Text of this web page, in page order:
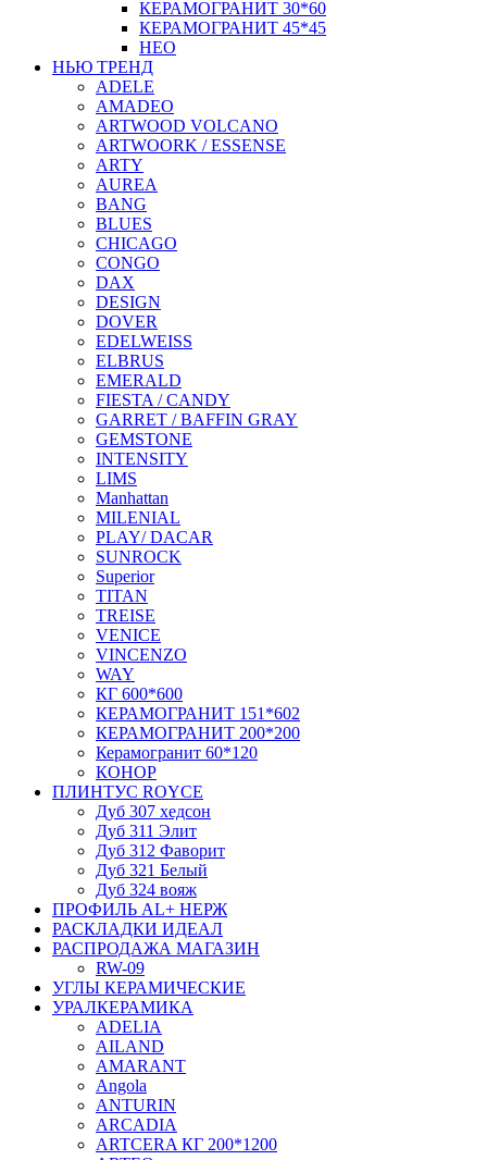
КЕРАМОГРАНИТ 30*60
КЕРАМОГРАНИТ 45*45
НЕО
НЬЮ ТРЕНД
ADELE
AMADEO
ARTWOOD VOLCANO
ARTWOORK / ESSENSE
ARTY
AUREA
BANG
BLUES
CHICAGO
CONGO
DAX
DESIGN
DOVER
EDELWEISS
ELBRUS
EMERALD
FIESTA / CANDY
GARRET / BAFFIN GRAY
GEMSTONE
INTENSITY
LIMS
Manhattan
MILENIAL
PLAY/ DACAR
SUNROCK
Superior
TITAN
TREISE
VENICE
VINCENZO
WAY
КГ 600*600
КЕРАМОГРАНИТ 151*602
КЕРАМОГРАНИТ 200*200
Керамогранит 60*120
КОНОР
ПЛИНТУС ROYCE
Дуб 307 хедсон
Дуб 311 Элит
Дуб 312 Фаворит
Дуб 321 Белый
Дуб 324 вояж
ПРОФИЛЬ AL+ НЕРЖ
РАСКЛАДКИ ИДЕАЛ
РАСПРОДАЖА МАГАЗИН
RW-09
УГЛЫ КЕРАМИЧЕСКИЕ
УРАЛКЕРАМИКА
ADELIA
AILAND
AMARANT
Angola
ANTURIN
ARCADIA
ARTCERA КГ 200*1200